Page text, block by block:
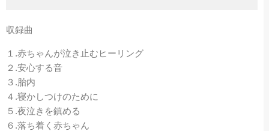
収録曲
１.赤ちゃんが泣き止むヒーリング
２.安心する音
３.胎内
４.寝かしつけのために
５.夜泣きを鎮める
６.落ち着く赤ちゃん